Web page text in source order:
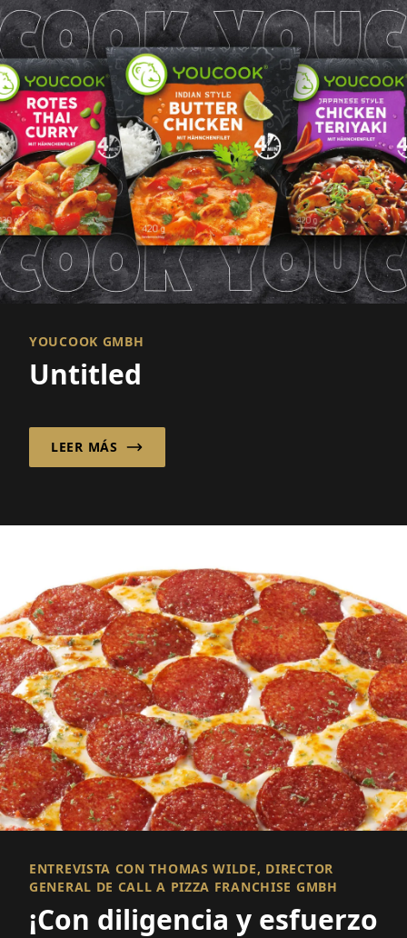
YOUCOOK GMBH
Untitled
LEER MÁS
ENTREVISTA CON THOMAS WILDE, DIRECTOR
GENERAL DE CALL A PIZZA FRANCHISE GMBH
¡Con diligencia y esfuerzo